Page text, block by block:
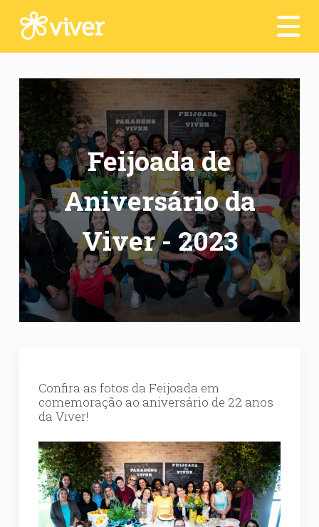
Transparência
Contato
Dia a Dia :)
Acesso Interno
Feijoada de
Aniversário da
Viver - 2023
Confira as fotos da Feijoada em
comemoração ao aniversário de 22 anos
da Viver!